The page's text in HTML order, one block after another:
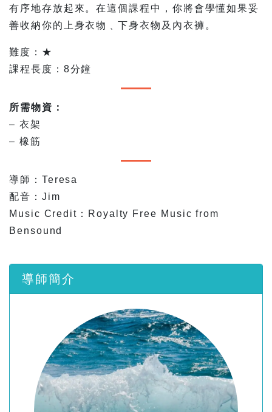
有序地存放起來。在這個課程中，你將會學懂如果妥
善收納你的上身衣物﹑下身衣物及內衣褲。
難度：★
課程長度：8分鐘
所需物資：
– 衣架
– 橡筋
導師：Teresa
配音：Jim
Music Credit：Royalty Free Music from
Bensound
導師簡介